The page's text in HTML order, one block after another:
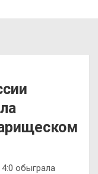
обыграла